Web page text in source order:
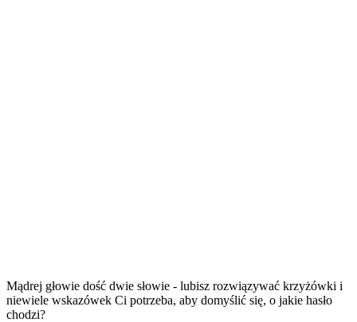
Mądrej głowie dość dwie słowie - lubisz rozwiązywać krzyżówki i
niewiele wskazówek Ci potrzeba, aby domyślić się, o jakie hasło
chodzi?